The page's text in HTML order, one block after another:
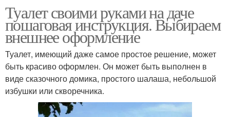
Туалет своими руками на даче
пошаговая инструкция. Выбираем
внешнее оформление
Туалет, имеющий даже самое простое решение, может
быть красиво оформлен. Он может быть выполнен в
виде сказочного домика, простого шалаша, небольшой
избушки или скворечника.